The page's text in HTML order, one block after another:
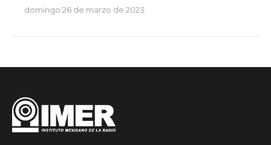
domingo 26 de marzo de 2023